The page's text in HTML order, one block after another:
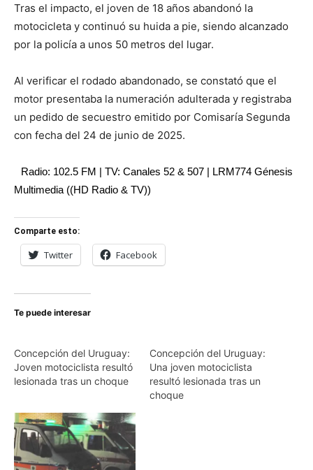
Tras el impacto, el joven de 18 años abandonó la
motocicleta y continuó su huida a pie, siendo alcanzado
por la policía a unos 50 metros del lugar.
Al verificar el rodado abandonado, se constató que el
motor presentaba la numeración adulterada y registraba
un pedido de secuestro emitido por Comisaría Segunda
con fecha del 24 de junio de 2025.
Radio: 102.5 FM | TV: Canales 52 & 507 | LRM774 Génesis
Multimedia ((HD Radio & TV))
Comparte esto:
Twitter Facebook
Te puede interesar
Concepción del Uruguay:
Joven motociclista resultó
lesionada tras un choque
Concepción del Uruguay:
Una joven motociclista
resultó lesionada tras un
choque